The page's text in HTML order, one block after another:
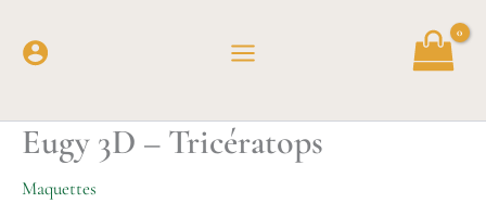
Eugy 3D – Tricératops
Maquettes